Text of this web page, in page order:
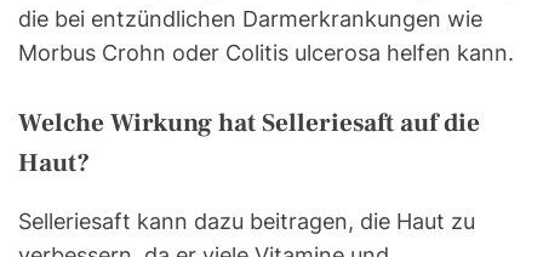
die bei entzündlichen Darmerkrankungen wie
Morbus Crohn oder Colitis ulcerosa helfen kann.
Welche Wirkung hat Selleriesaft auf die
Haut?
Selleriesaft kann dazu beitragen, die Haut zu